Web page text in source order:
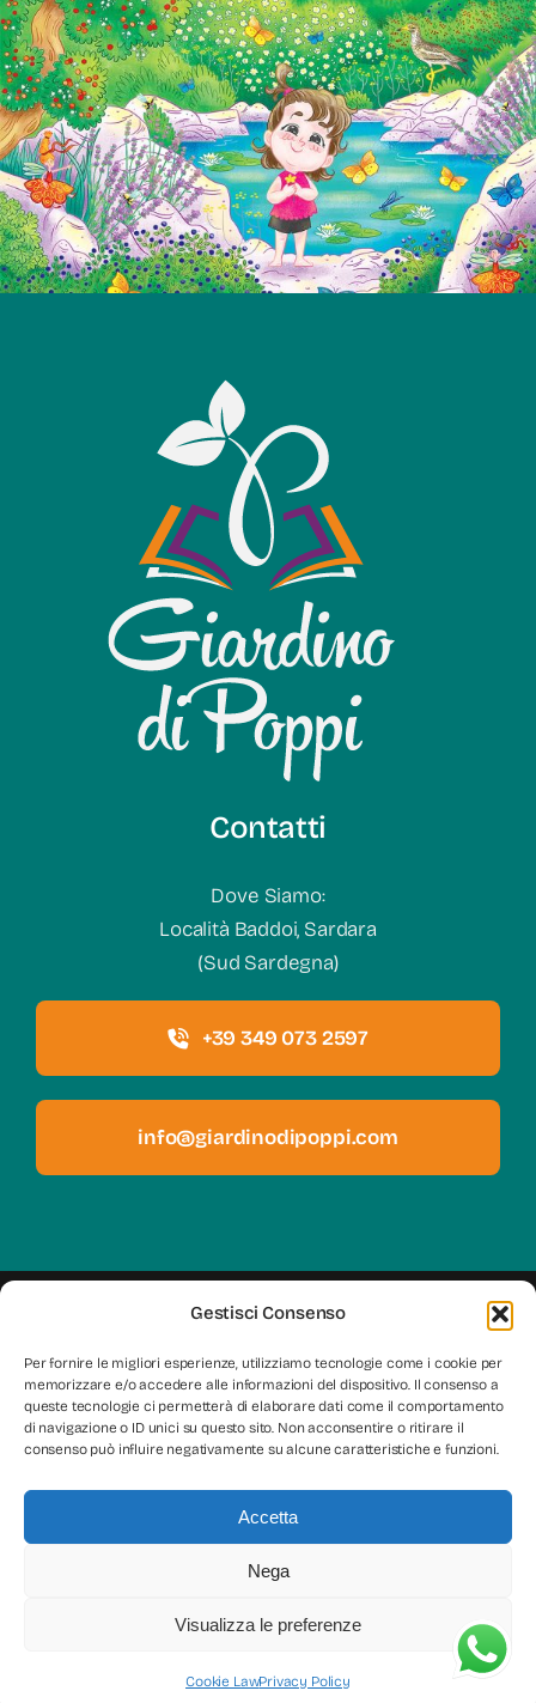
Gestisci Consenso
Per fornire le migliori esperienze, utilizziamo tecnologie come i cookie per
memorizzare e/o accedere alle informazioni del dispositivo. Il consenso a
queste tecnologie ci permetterà di elaborare dati come il comportamento
di navigazione o ID unici su questo sito. Non acconsentire o ritirare il
consenso può influire negativamente su alcune caratteristiche e funzioni.
Accetta
Nega
Visualizza le preferenze
Cookie LawPrivacy Policy
Contatti
Dove Siamo:
Località Baddoi, Sardara
(Sud Sardegna)
+39 349 073 2597
info@giardinodipoppi.com
02314080926
Privacy|Cookie Policy| Project byHouse of Glam&
Laser Grafica